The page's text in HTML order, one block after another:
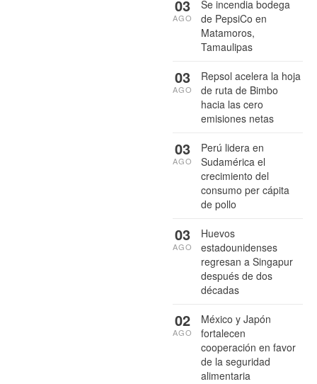
Se incendia bodega
de PepsiCo en
Matamoros,
Tamaulipas
03
AGO
Repsol acelera la hoja
de ruta de Bimbo
hacia las cero
emisiones netas
03
AGO
Perú lidera en
Sudamérica el
crecimiento del
consumo per cápita
de pollo
03
AGO
Huevos
estadounidenses
regresan a Singapur
después de dos
décadas
03
AGO
México y Japón
fortalecen
cooperación en favor
de la seguridad
alimentaria
02
AGO